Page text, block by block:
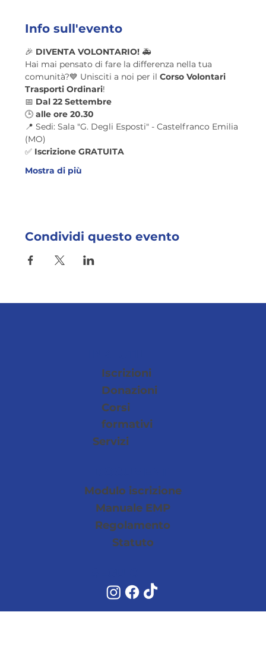
Info sull'evento
🎉 DIVENTA VOLONTARIO! 🚑
Hai mai pensato di fare la differenza nella tua
comunità?💙 Unisciti a noi per il Corso Volontari
Trasporti Ordinari!
📅 Dal 22 Settembre
🕒 alle ore 20.30
📍 Sedi: Sala "G. Degli Esposti" - Castelfranco Emilia
(MO)
✅ Iscrizione GRATUITA
Mostra di più
Condividi questo evento
Iscrizioni
Corsi
formativi
Donazioni
Servizi
Modulo iscrizione
Manuale EMP
Regolamento
Statuto